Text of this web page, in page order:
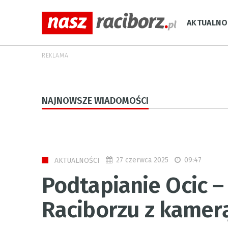
REKLAMA
NAJNOWSZE WIADOMOŚCI
AKTUALNOŚCI 27 czerwca 2025 09:47
Podtapianie Ocic
Raciborzu z